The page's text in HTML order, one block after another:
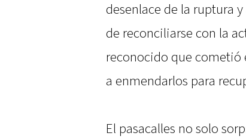
desenlace de la ruptura
de reconciliarse con la
reconocido que cometió
a enmendarlos para
El pasacalles no solo